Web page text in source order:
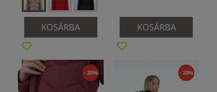
KOSÁRBA KOSÁRBA
- 20% - 20%